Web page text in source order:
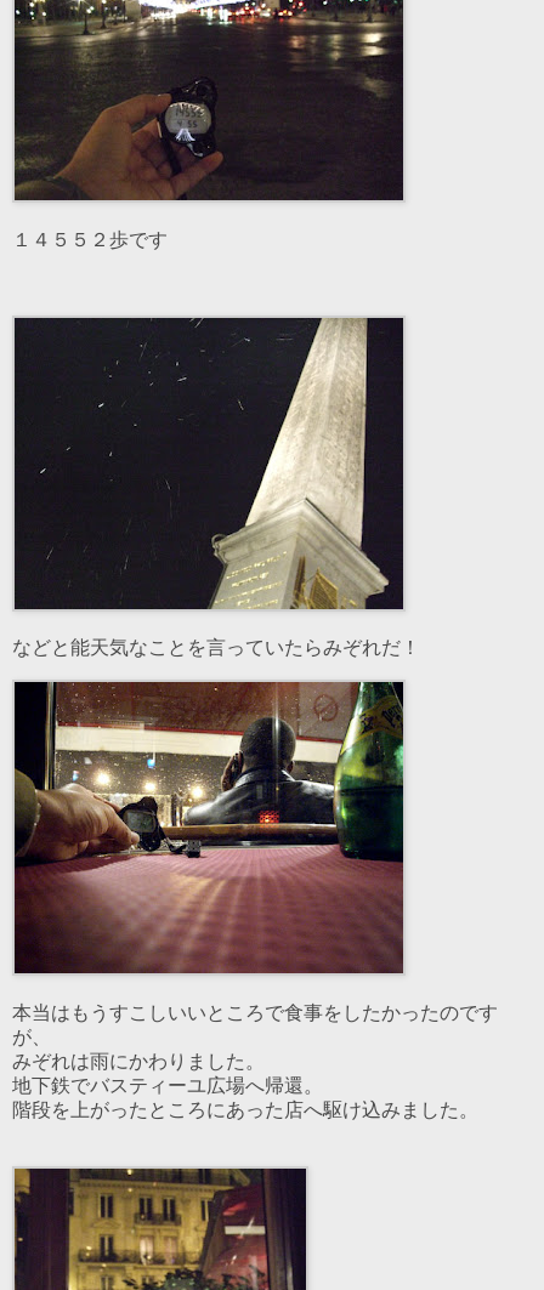
１４５５２歩です
などと能天気なことを言っていたらみぞれだ！
本当はもうすこしいいところで食事をしたかったのです
が、
みぞれは雨にかわりました。
地下鉄でバスティーユ広場へ帰還。
階段を上がったところにあった店へ駆け込みました。